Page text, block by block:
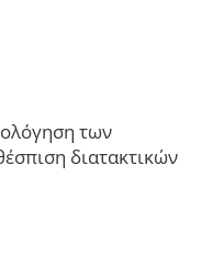
των
διατακτικών